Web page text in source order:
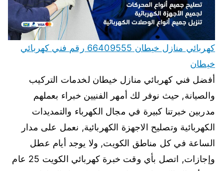
كهربائي منازل خيطان 66409555 رقم فني كهربائي
خيطان
أفضل فني كهربائي منازل خيطان لخدمات التركيب
والصيانة, حيث نوفر لك أمهر الفنيين خبراء بعملهم
مدربين خبرتنا كبيرة في مجال الكهرباء والتمديدات
الكهربائية وتصليح الاجهزة الكهربائية, نعمل على مدار
الساعة في كل مناطق الكويت, ولا يوجد أيام عطل
وإجازات, اتصل بأي وقت خبرة كهربائي الكويت 25 عام